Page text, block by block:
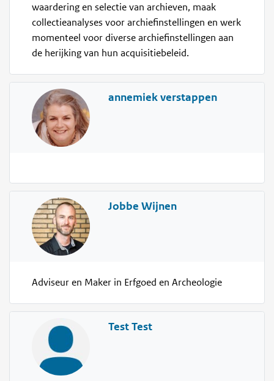
waardering en selectie van archieven, maak
collectieanalyses voor archiefinstellingen en werk
momenteel voor diverse archiefinstellingen aan
de herijking van hun acquisitiebeleid.
annemiek verstappen
Jobbe Wijnen
Adviseur en Maker in Erfgoed en Archeologie
Test Test